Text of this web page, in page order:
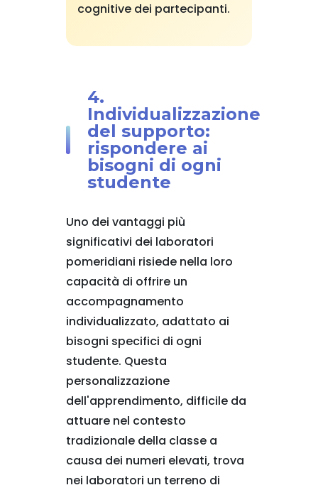
cognitive dei partecipanti.
4.
Individualizzazione
del supporto:
rispondere ai
bisogni di ogni
studente
Uno dei vantaggi più
significativi dei laboratori
pomeridiani risiede nella loro
capacità di offrire un
accompagnamento
individualizzato, adattato ai
bisogni specifici di ogni
studente. Questa
personalizzazione
dell'apprendimento, difficile da
attuare nel contesto
tradizionale della classe a
causa dei numeri elevati, trova
nei laboratori un terreno di